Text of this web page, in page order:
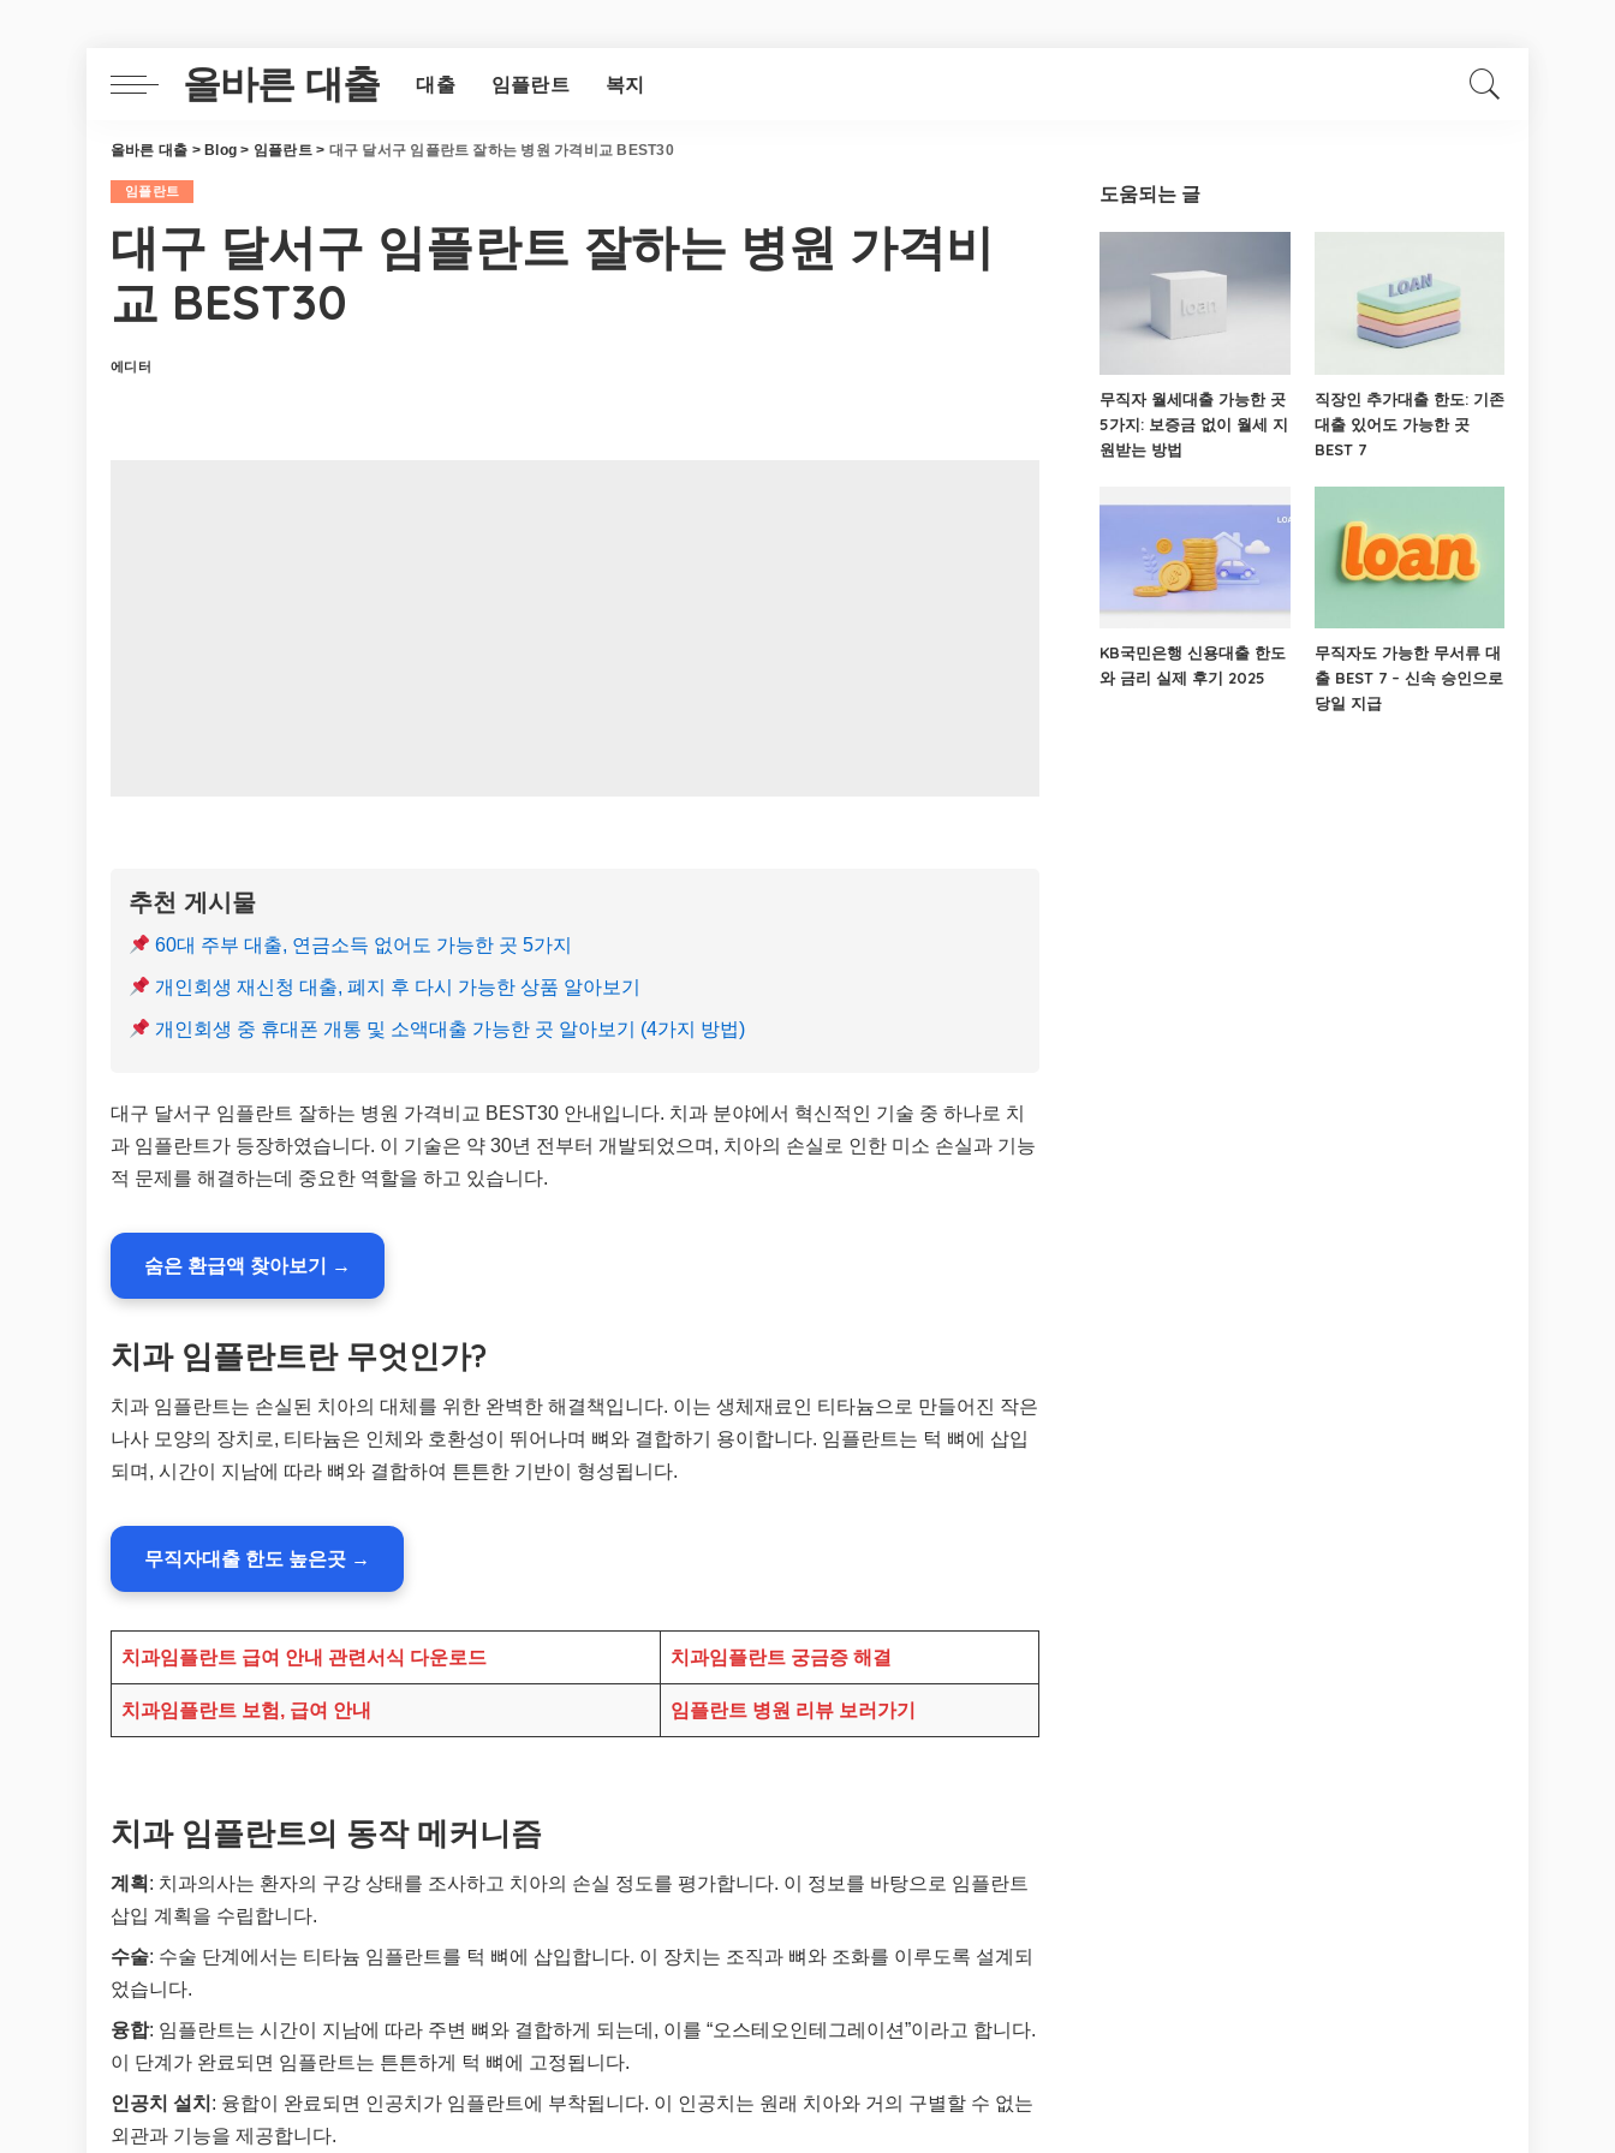
올바른 대출 대출 임플란트 복지
올바른 대출 > Blog > 임플란트> 대구 달서구 임플란트 잘하는 병원 가격비교 BEST30
임플란트
대구 달서구 임플란트 잘하는 병원 가격비
교 BEST30
Posted
에디터
추천 게시물
60대 주부 대출, 연금소득 없어도 가능한 곳 5가지
개인회생 재신청 대출, 폐지 후 다시 가능한 상품 알아보기
개인회생 중 휴대폰 개통 및 소액대출 가능한 곳 알아보기 (4가지 방법)
대구 달서구 임플란트 잘하는 병원 가격비교 BEST30 안내입니다. 치과 분야에서 혁신적인 기술 중 하나로 치
과 임플란트가 등장하였습니다. 이 기술은 약 30년 전부터 개발되었으며, 치아의 손실로 인한 미소 손실과 기능
적 문제를 해결하는데 중요한 역할을 하고 있습니다.
숨은 환급액 찾아보기 →
치과 임플란트란 무엇인가?
치과 임플란트는 손실된 치아의 대체를 위한 완벽한 해결책입니다. 이는 생체재료인 티타늄으로 만들어진 작은
나사 모양의 장치로, 티타늄은 인체와 호환성이 뛰어나며 뼈와 결합하기 용이합니다. 임플란트는 턱 뼈에 삽입
되며, 시간이 지남에 따라 뼈와 결합하여 튼튼한 기반이 형성됩니다.
무직자대출 한도 높은곳 →
치과임플란트 급여 안내 관련서식 다운로드 치과임플란트 궁금증 해결
치과임플란트 보험, 급여 안내 임플란트 병원 리뷰 보러가기
치과 임플란트의 동작 메커니즘
계획 : 치과의사는 환자의 구강 상태를 조사하고 치아의 손실 정도를 평가합니다. 이 정보를 바탕으로 임플란트
삽입 계획을 수립합니다.
수술: 수술 단계에서는 티타늄 임플란트를 턱 뼈에 삽입합니다. 이 장치는 조직과 뼈와 조화를 이루도록 설계되
었습니다.
융합: 임플란트는 시간이 지남에 따라 주변 뼈와 결합하게 되는데, 이를 “오스테오인테그레이션”이라고 합니다.
이 단계가 완료되면 임플란트는 튼튼하게 턱 뼈에 고정됩니다.
인공치 설치 : 융합이 완료되면 인공치가 임플란트에 부착됩니다. 이 인공치는 원래 치아와 거의 구별할 수 없는
외관과 기능을 제공합니다.
도움되는 글
무직자 월세대출 가능한 곳
5가지: 보증금 없이 월세 지
원받는 방법
직장인 추가대출 한도: 기존
대출 있어도 가능한 곳
BEST 7
KB국민은행 신용대출 한도
와 금리 실제 후기 2025
무직자도 가능한 무서류 대
출 BEST 7 – 신속 승인으로
당일 지급